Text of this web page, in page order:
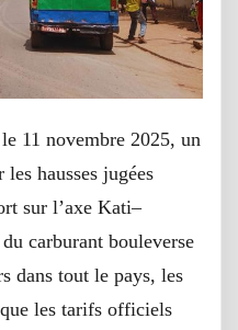
11 novembre 2025, un
hausses jugées
sur l’axe Kati–
carburant bouleverse
dans tout le pays, les
les tarifs officiels